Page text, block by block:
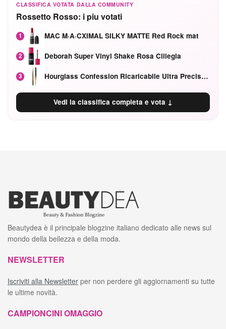
CLASSIFICA VOTATA DALLA COMMUNITY
Rossetto Rosso: i piu votati
1 MAC M·A·CXIMAL SILKY MATTE Red Rock mat
2 Deborah Super Vinyl Shake Rosa Ciliegia
3 Hourglass Confession Ricaricabile Ultra Preciso Ad Alta Intensità Secretly Classic Red
Vedi la classifica completa e vota ↓
Beautydea è il principale blogzine italiano dedicato alle news sul
mondo della bellezza e della moda.
NEWSLETTER
Iscriviti alla Newsletter per non perdere gli aggiornamenti su tutte
le ultime novità.
CAMPIONCINI OMAGGIO